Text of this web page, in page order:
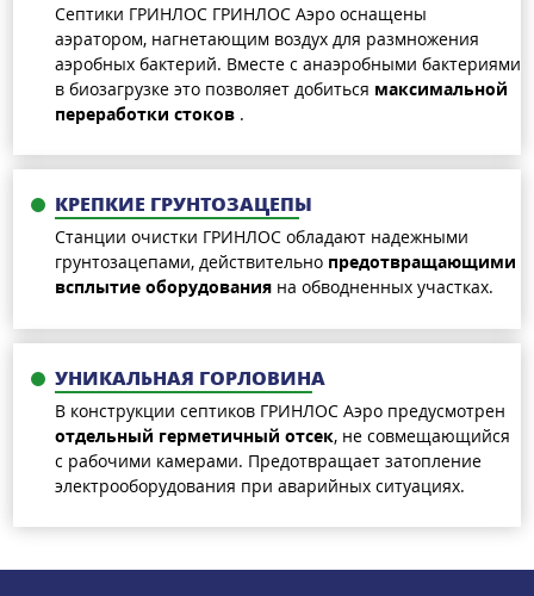
Септики ГРИНЛОС ГРИНЛОС Аэро оснащены
аэратором, нагнетающим воздух для размножения
аэробных бактерий. Вместе с анаэробными бактериями
в биозагрузке это позволяет добиться максимальной
переработки стоков .
КРЕПКИЕ ГРУНТОЗАЦЕПЫ
Станции очистки ГРИНЛОС обладают надежными
грунтозацепами, действительно предотвращающими
всплытие оборудования на обводненных участках.
УНИКАЛЬНАЯ ГОРЛОВИНА
В конструкции септиков ГРИНЛОС Аэро предусмотрен
отдельный герметичный отсек, не совмещающийся
с рабочими камерами. Предотвращает затопление
электрооборудования при аварийных ситуациях.